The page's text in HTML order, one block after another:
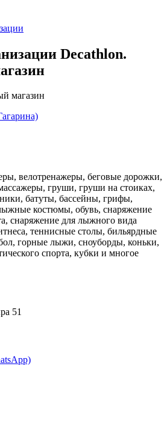
Decathlon.
велотренажеры, беговые дорожки,
груши, груши на стоиках,
батуты, бассейны, грифы,
костюмы, обувь, снаряжение
снаряжение для лыжного вида
теннисные столы, бильярдные
горные лыжи, сноуборды, коньки,
спорта, кубки и многое
51